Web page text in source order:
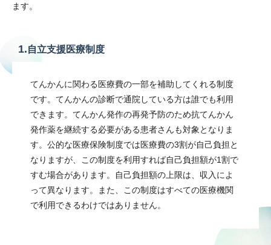
ます。
1.自立支援医療制度
てんかんに関わる医療費の一部を補助してくれる制度
です。てんかんの診断で通院している方は誰でも利用
できます。てんかん発作の再発予防のため抗てんかん
発作薬を継続する必要がある患者さんも対象となりま
す。公的な医療保険制度では医療費の3割が自己負担と
なりますが、この制度を利用すれば自己負担額が1割で
すむ場合があります。自己負担額の上限は、収入によ
って異なります。また、この制度はすべての医療機関
で利用できるわけではありません。